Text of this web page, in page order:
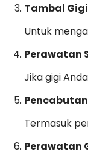
Tambal
Untuk
Perawatan
Jika gigi
Termasuk
Perawatan